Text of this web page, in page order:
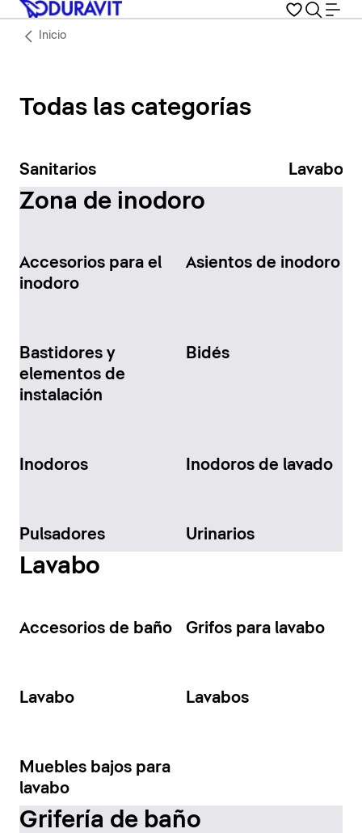
Inicio
Todas las categorías
Sanitarios Lavabos
Zona de inodoro
Accesorios para el
inodoro
Asientos de inodoro
Bastidores y
elementos de
instalación
Bidés
Inodoros Inodoros de lavado
Pulsadores Urinarios
Lavabo
Accesorios de baño Grifos para lavabo
Lavabo Lavabos
Muebles bajos para
lavabo
Grifería de baño